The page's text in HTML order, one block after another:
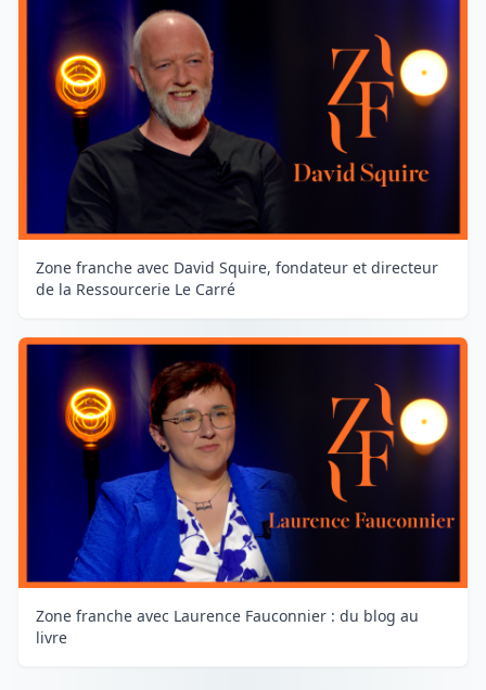
Zone franche avec David Squire, fondateur et directeur
de la Ressourcerie Le Carré
Zone franche avec Laurence Fauconnier : du blog au
livre